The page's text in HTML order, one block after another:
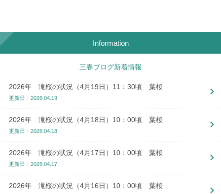
Information
三春ブログ新着情報
2026年 滝桜の状況（4月19日）11：30頃 葉桜
更新日：2026.04.19
2026年 滝桜の状況（4月18日）10：00頃 葉桜
更新日：2026.04.18
2026年 滝桜の状況（4月17日）10：00頃 葉桜
更新日：2026.04.17
2026年 滝桜の状況（4月16日）10：00頃 葉桜